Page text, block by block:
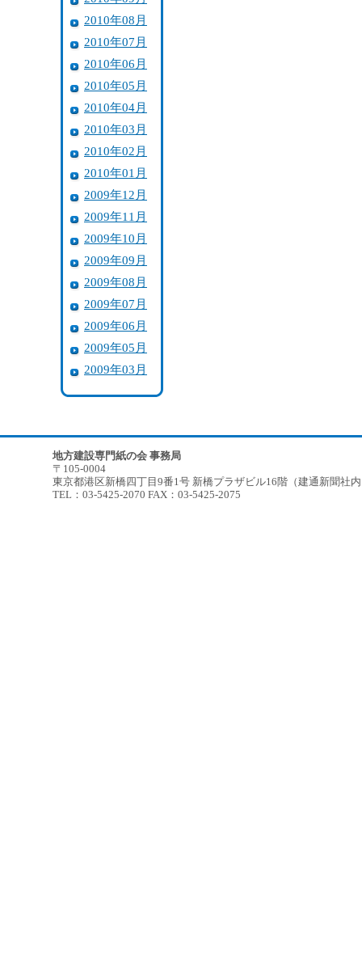
2010年08月
2010年07月
2010年06月
2010年05月
2010年04月
2010年03月
2010年02月
2010年01月
2009年12月
2009年11月
2009年10月
2009年09月
2009年08月
2009年07月
2009年06月
2009年05月
2009年03月
地方建設専門紙の会 事務局
〒105-0004
東京都港区新橋四丁目9番1号 新橋プラザビル16階（建通新聞社
TEL：03-5425-2070 FAX：03-5425-2075